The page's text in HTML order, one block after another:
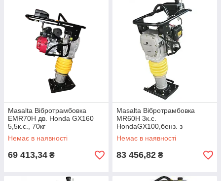
Masalta Вібротрамбовка
EMR70H дв. Honda GX160
5,5к.с., 70кг
Немає в наявності
69 413,34 ₴
Masalta Вібротрамбовка
MR60H 3к.с.
HondaGX100,бенз. з
покращеною с-мою
фільтрації,вага 60кг
Немає в наявності
83 456,82 ₴